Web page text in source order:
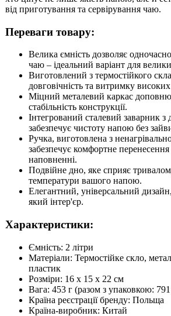
від приготування та сервірування чаю.
Переваги товару:
Велика ємність дозволяє
чаю – ідеальний варіант для
Виготовлений з термостійкого
довговічність та витримку
Міцний металевий каркас
стабільність конструкції.
Інтегрований сталевий заварник з
забезпечує чистоту напою без
Ручка, виготовлена з
забезпечує комфортне
наповненні.
Подвійне дно, яке сприяє
температури вашого напою.
Елегантний, універсальний
який інтер'єр.
Характеристики:
Ємність: 2 літри
Матеріали: Термостійке скло,
пластик
Розміри: 16 х 15 х 22 см
Вага: 453 г (разом з упаковкою:
Країна реєстрації бренду: Польща
Країна-виробник: Китай